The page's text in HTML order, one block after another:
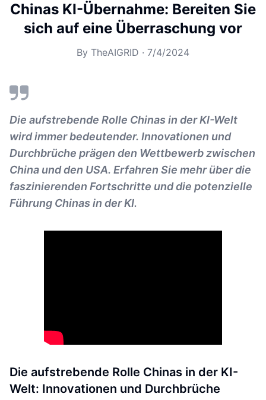
Chinas KI-Übernahme: Bereiten Sie
sich auf eine Überraschung vor
By TheAIGRID · 7/4/2024
Die aufstrebende Rolle Chinas in der KI-Welt
wird immer bedeutender. Innovationen und
Durchbrüche prägen den Wettbewerb zwischen
China und den USA. Erfahren Sie mehr über die
faszinierenden Fortschritte und die potenzielle
Führung Chinas in der KI.
Die aufstrebende Rolle Chinas in der KI-
Welt: Innovationen und Durchbrüche